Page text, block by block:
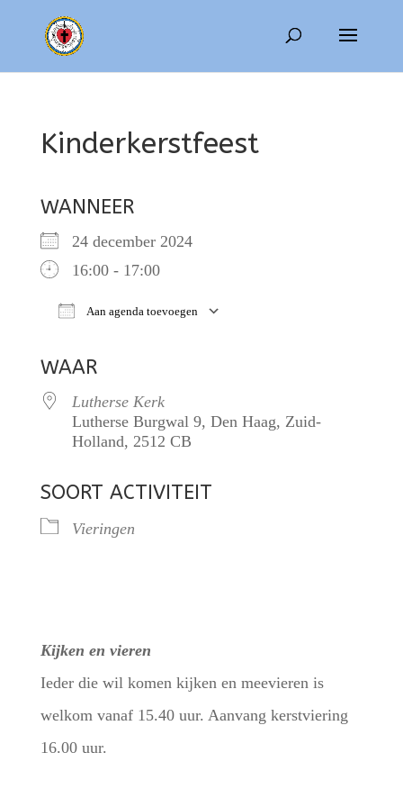
Kinderkerstfeest
WANNEER
24 december 2024
16:00 - 17:00
Aan agenda toevoegen
WAAR
Lutherse Kerk
Lutherse Burgwal 9, Den Haag, Zuid-
Holland, 2512 CB
SOORT ACTIVITEIT
Vieringen
Kijken en vieren
Ieder die wil komen kijken en meevieren is
welkom vanaf 15.40 uur. Aanvang kerstviering
16.00 uur.